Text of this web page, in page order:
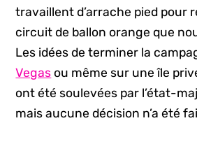
travaillent d’arrache pied pour
circuit de ballon orange que
Les idées de terminer la
Vegas ou même sur une île
ont été soulevées par l’état-
mais aucune décision n’a été